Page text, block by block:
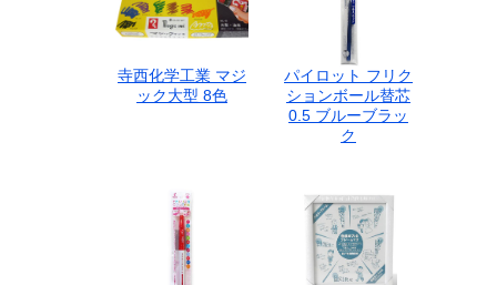
寺西化学工業 マジ
ック大型 8色
パイロット フリク
ションボール替芯
0.5 ブルーブラッ
ク